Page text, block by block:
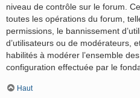
niveau de contrôle sur le forum.
toutes les opérations du forum,
permissions, le bannissement
d’utilisateurs ou de modérateurs,
habilités à modérer l’ensemble
configuration effectuée par le
Haut